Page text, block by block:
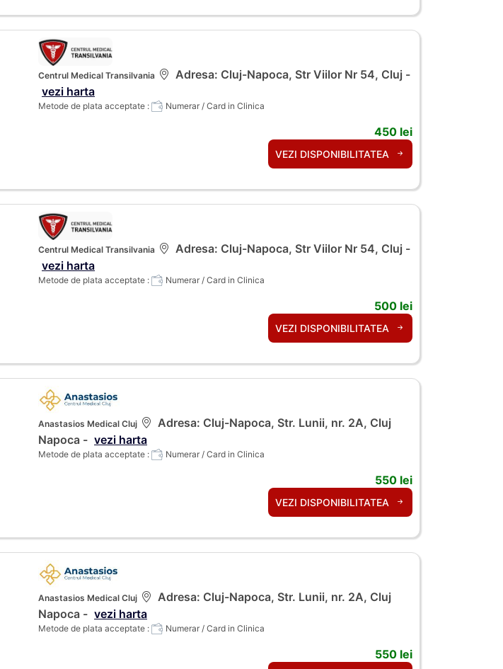
Centrul Medical Transilvania
Adresa: Cluj-Napoca, Str Viilor Nr 54, Cluj -
vezi harta
Metode de plata acceptate : Numerar / Card in Clinica
450 lei
VEZI DISPONIBILITATEA
Centrul Medical Transilvania
Adresa: Cluj-Napoca, Str Viilor Nr 54, Cluj -
vezi harta
Metode de plata acceptate : Numerar / Card in Clinica
500 lei
VEZI DISPONIBILITATEA
Anastasios Medical Cluj
Adresa: Cluj-Napoca, Str. Lunii, nr. 2A, Cluj
Napoca - vezi harta
Metode de plata acceptate : Numerar / Card in Clinica
550 lei
VEZI DISPONIBILITATEA
Anastasios Medical Cluj
Adresa: Cluj-Napoca, Str. Lunii, nr. 2A, Cluj
Napoca - vezi harta
Metode de plata acceptate : Numerar / Card in Clinica
550 lei